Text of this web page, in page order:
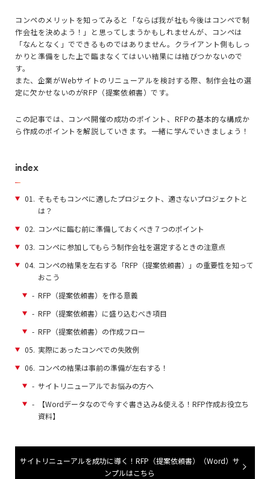
コンペのメリットを知ってみると「ならば我が社も今後はコンペで制
作会社を決めよう！」と思ってしまうかもしれませんが、コンペは
「なんとなく」でできるものではありません。クライアント側もしっ
かりと準備をした上で臨まなくてはいい結果には結びつかないので
す。
また、企業がWebサイトのリニューアルを検討する際、制作会社の選
定に欠かせないのがRFP（提案依頼書）です。
この記事では、コンペ開催の成功のポイント、RFPの基本的な構成か
ら作成のポイントを解説していきます。一緒に学んでいきましょう！
index
01. そもそもコンペに適したプロジェクト、適さないプロジェクトと
は？
02. コンペに臨む前に準備しておくべき７つのポイント
03. コンペに参加してもらう制作会社を選定するときの注意点
04. コンペの結果を左右する「RFP（提案依頼書）」の重要性を知って
おこう
- RFP（提案依頼書）を作る意義
- RFP（提案依頼書）に盛り込むべき項目
- RFP（提案依頼書）の作成フロー
05. 実際にあったコンペでの失敗例
06. コンペの結果は事前の準備が左右する！
- サイトリニューアルでお悩みの方へ
-
【Wordデータなので今すぐ書き込み&使える！RFP作成お役立ち
資料】
サイトリニューアルを成功に導く！RFP（提案依頼書）（Word）サ
ンプルはこちら